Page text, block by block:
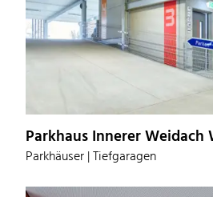
Parkhaus Innerer Weidach
Parkhäuser | Tiefgaragen